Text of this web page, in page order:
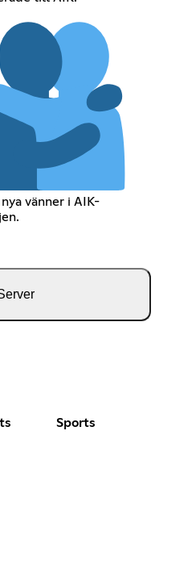
vänner i AIK-
Sports